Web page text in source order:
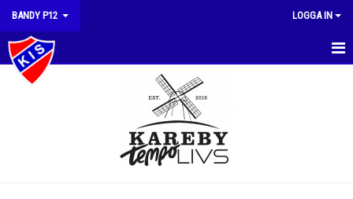
BANDY P12 LOGGA IN
HEM